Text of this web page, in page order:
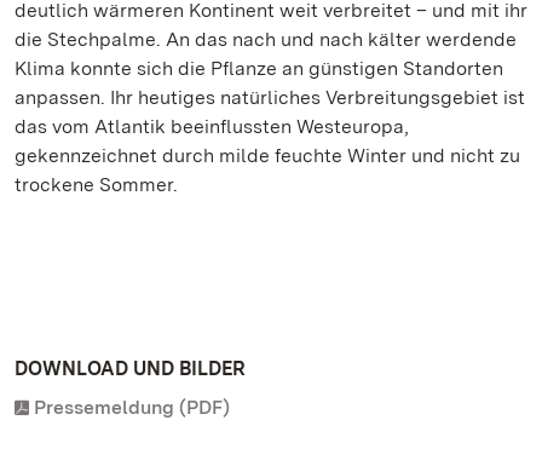
deutlich wärmeren Kontinent weit verbreitet – und mit ihr
die Stechpalme. An das nach und nach kälter werdende
Klima konnte sich die Pflanze an günstigen Standorten
anpassen. Ihr heutiges natürliches Verbreitungsgebiet ist
das vom Atlantik beeinflussten Westeuropa,
gekennzeichnet durch milde feuchte Winter und nicht zu
trockene Sommer.
DOWNLOAD UND BILDER
Pressemeldung (PDF)